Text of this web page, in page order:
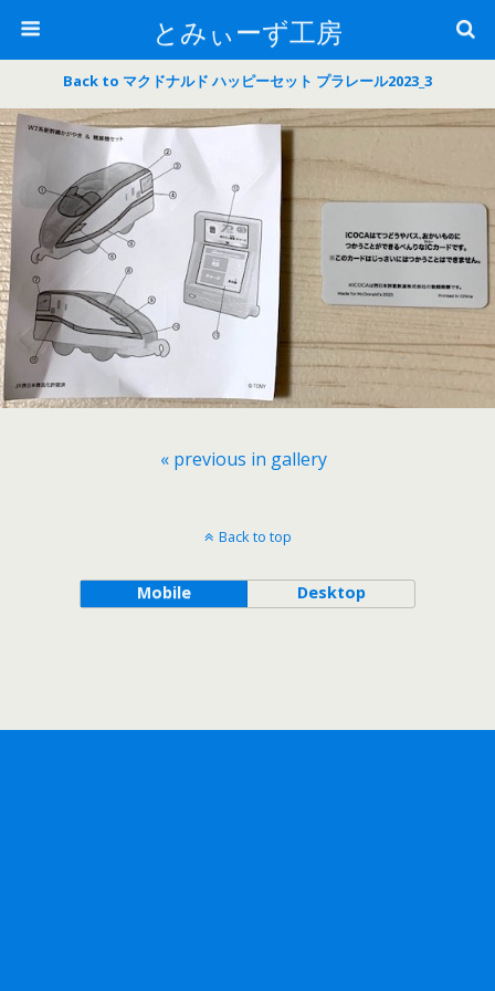
とみぃーず工房
Back to マクドナルド ハッピーセット プラレール2023_3
« previous in gallery
Back to top
Mobile Desktop